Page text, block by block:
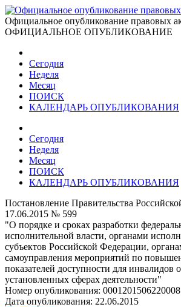
Официальное опубликование правовых
ОФИЦИАЛЬНОЕ ОПУБЛИКОВАНИЕ
Сегодня
Неделя
Месяц
ПОИСК
КАЛЕНДАРЬ ОПУБЛИКОВАНИЯ
Сегодня
Неделя
Месяц
ПОИСК
КАЛЕНДАРЬ ОПУБЛИКОВАНИЯ
Постановление Правительства
17.06.2015 № 599
"О порядке и сроках разработки
исполнительной власти, органами
субъектов Российской Федерации,
самоуправления мероприятий по
показателей доступности для инвалидов
установленных сферах деятельности"
Номер опубликования: 0001201506220008
Дата опубликования: 22.06.2015